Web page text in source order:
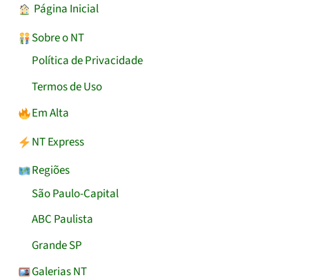
︎ Página Inicial
Sobre o NT
Política de Privacidade
Termos de Uso
Em Alta
NT Express
Regiões
São Paulo-Capital
ABC Paulista
Grande SP
Galerias NT